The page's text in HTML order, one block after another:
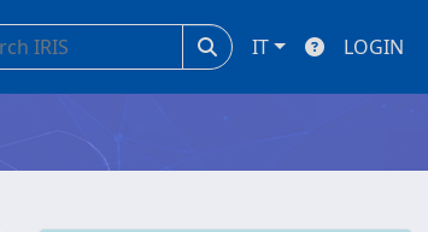
IT LOGIN